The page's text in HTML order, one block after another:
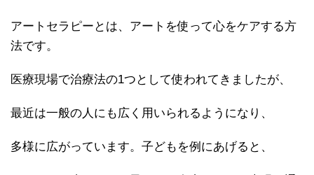
アートセラピーとは、アートを使って心をケアする方
法です。
医療現場で治療法の1つとして使われてきましたが、
最近は一般の人にも広く用いられるようになり、
多様に広がっています。子どもを例にあげると、